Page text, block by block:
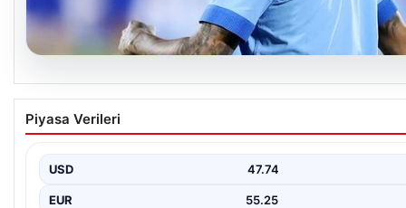
Neymar’ın maç sonrası gerginlik yaşadığı
Piyasa Verileri
USD 47.74
EUR 55.25